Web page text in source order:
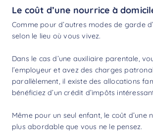
Le coût d’une nourrice à
Comme pour d’autres modes de garde
selon le lieu où vous vivez.
Dans le cas d’une auxiliaire parentale,
l’employeur et avez des charges
parallèlement, il existe des allocations
bénéficiez d’uncrédit d’impôts
Même pour un seul enfant, le coût d’une
plus abordable que vous ne le pensez.